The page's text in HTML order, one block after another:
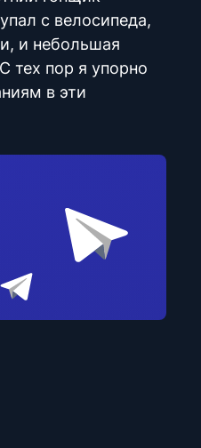
с велосипеда,
и небольшая
тех пор я упорно
в эти